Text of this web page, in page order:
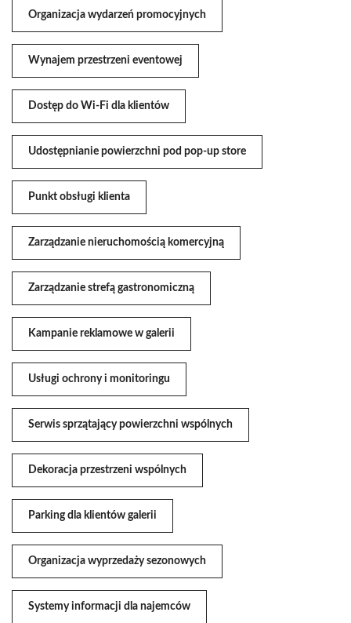
Organizacja wydarzeń promocyjnych
Wynajem przestrzeni eventowej
Dostęp do Wi-Fi dla klientów
Udostępnianie powierzchni pod pop-up store
Punkt obsługi klienta
Zarządzanie nieruchomością komercyjną
Zarządzanie strefą gastronomiczną
Kampanie reklamowe w galerii
Usługi ochrony i monitoringu
Serwis sprzątający powierzchni wspólnych
Dekoracja przestrzeni wspólnych
Parking dla klientów galerii
Organizacja wyprzedaży sezonowych
Systemy informacji dla najemców